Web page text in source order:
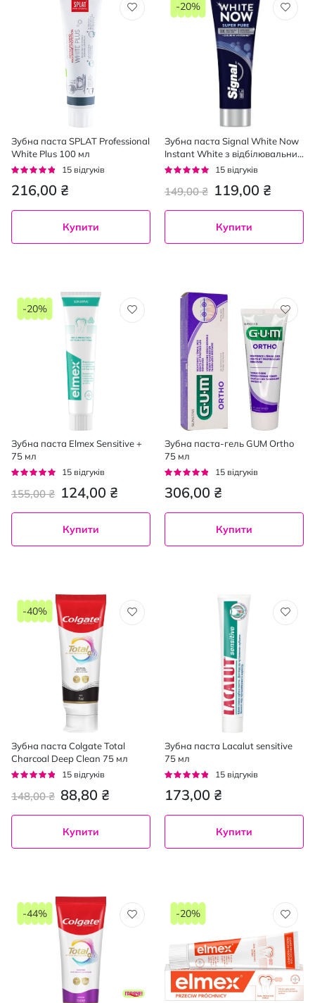
Зубна паста SPLAT Professional
White Plus 100 мл
Рейтинг:
15 відгуків
216,00 ₴
Купити
Зубна паста Signal White Now
Instant White з відбілювальним
ефектом 75 мл
Рейтинг:
15 відгуків
119,00 ₴
149,00 ₴
-20%
Купити
Зубна паста Elmex Sensitive +
75 мл
Рейтинг:
15 відгуків
124,00 ₴
155,00 ₴
-20%
Купити
Зубна паста-гель GUM Ortho
75 мл
Рейтинг:
15 відгуків
306,00 ₴
Купити
Зубна паста Colgate Total
Charcoal Deep Clean 75 мл
Рейтинг:
15 відгуків
88,80 ₴
148,00 ₴
-40%
Купити
Зубна паста Lacalut sensitive
75 мл
Рейтинг:
15 відгуків
173,00 ₴
Купити
-44% -20%